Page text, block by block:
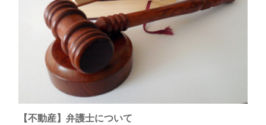
【不動産】弁護士について